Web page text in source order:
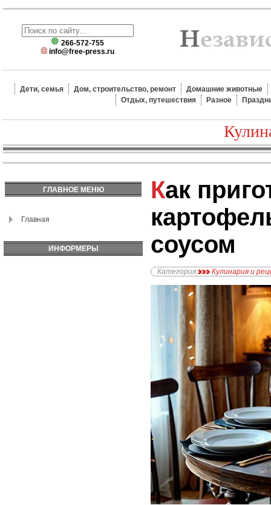
266-572-755
info@free-press.ru
Дети, семья Дом, строительство, ремонт
Домашние животные
Отдых, путешествия
Разное
ГЛАВНОЕ МЕНЮ
Главная
ИНФОРМЕРЫ
Как приготовить
соусом
Категория Кулинария и